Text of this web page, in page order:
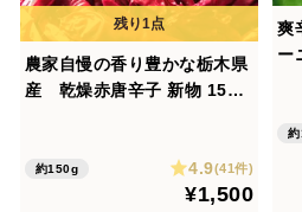
農家自慢の香り豊かな栃木県
産 乾燥赤唐辛子 新物 150g
約150g 4.9(41件)
¥1,500
爽
ー